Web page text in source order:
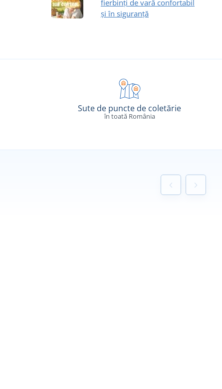
fierbinți de vară confortabil
și în siguranță
Sute de puncte de coletărie
în toată România